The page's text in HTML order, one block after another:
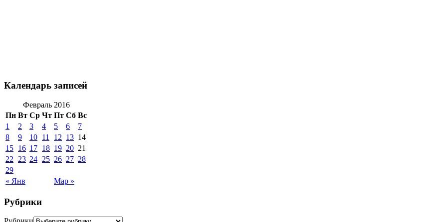
Календарь записей
Февраль 2016
Пн Вт Ср Чт Пт Сб Вс
« Янв Мар »
1 2 3 4 5 6
7
8
9 10 11 12 13 14
15 16 17 18 19 20 21
22
23 24 25 26 27 28
29
Рубрики